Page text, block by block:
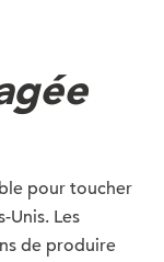
pour toucher
Unis. Les
de produire